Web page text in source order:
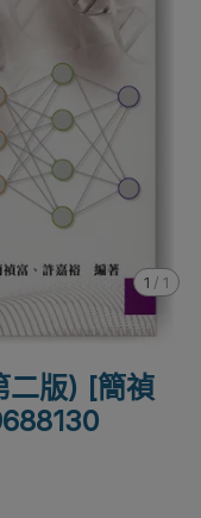
1 / 1
二版) [簡禎